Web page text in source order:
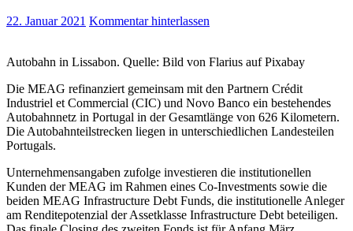
22. Januar 2021 Kommentar hinterlassen
Autobahn in Lissabon. Quelle: Bild von Flarius auf Pixabay
Die MEAG refinanziert gemeinsam mit den Partnern Crédit
Industriel et Commercial (CIC) und Novo Banco ein bestehendes
Autobahnnetz in Portugal in der Gesamtlänge von 626 Kilometern.
Die Autobahnteilstrecken liegen in unterschiedlichen Landesteilen
Portugals.
Unternehmensangaben zufolge investieren die institutionellen
Kunden der MEAG im Rahmen eines Co-Investments sowie die
beiden MEAG Infrastructure Debt Funds, die institutionelle Anleger
am Renditepotenzial der Assetklasse Infrastructure Debt beteiligen.